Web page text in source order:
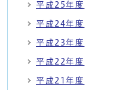
平成25年度
平成24年度
平成23年度
平成22年度
平成21年度